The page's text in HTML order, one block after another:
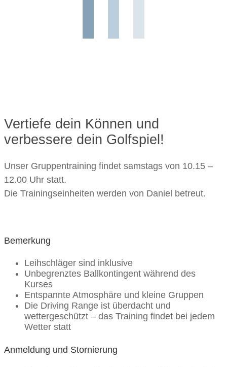
Vertiefe dein Können und
verbessere dein Golfspiel!
Unser Gruppentraining findet samstags von 10.15 –
12.00 Uhr statt.
Die Trainingseinheiten werden von Daniel betreut.
Bemerkung
Leihschläger sind inklusive
Unbegrenztes Ballkontingent während des
Kurses
Entspannte Atmosphäre und kleine Gruppen
Die Driving Range ist überdacht und
wettergeschützt – das Training findet bei jedem
Wetter statt
Anmeldung und Stornierung